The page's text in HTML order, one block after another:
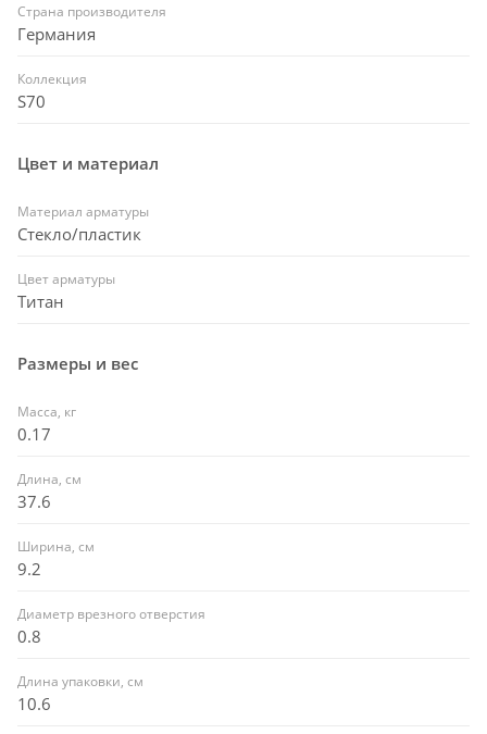
Страна производителя
Германия
Коллекция
S70
Цвет и материал
Материал арматуры
Стекло/пластик
Цвет арматуры
Титан
Размеры и вес
Масса, кг
0.17
Длина, см
37.6
Ширина, см
9.2
Диаметр врезного отверстия
0.8
Длина упаковки, см
10.6